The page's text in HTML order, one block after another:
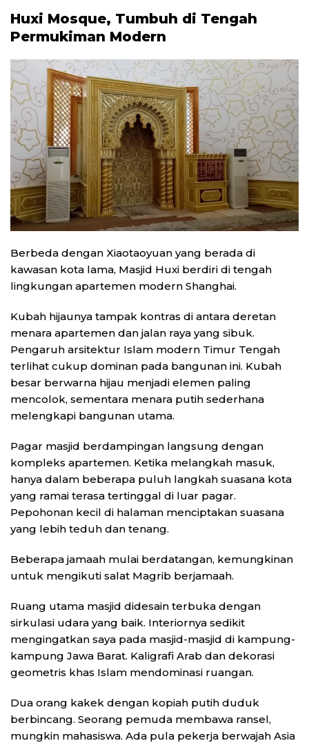
Huxi Mosque, Tumbuh di Tengah
Permukiman Modern
Berbeda dengan Xiaotaoyuan yang berada di
kawasan kota lama, Masjid Huxi berdiri di tengah
lingkungan apartemen modern Shanghai.
Kubah hijaunya tampak kontras di antara deretan
menara apartemen dan jalan raya yang sibuk.
Pengaruh arsitektur Islam modern Timur Tengah
terlihat cukup dominan pada bangunan ini. Kubah
besar berwarna hijau menjadi elemen paling
mencolok, sementara menara putih sederhana
melengkapi bangunan utama.
Pagar masjid berdampingan langsung dengan
kompleks apartemen. Ketika melangkah masuk,
hanya dalam beberapa puluh langkah suasana kota
yang ramai terasa tertinggal di luar pagar.
Pepohonan kecil di halaman menciptakan suasana
yang lebih teduh dan tenang.
Beberapa jamaah mulai berdatangan, kemungkinan
untuk mengikuti salat Magrib berjamaah.
Ruang utama masjid didesain terbuka dengan
sirkulasi udara yang baik. Interiornya sedikit
mengingatkan saya pada masjid-masjid di kampung-
kampung Jawa Barat. Kaligrafi Arab dan dekorasi
geometris khas Islam mendominasi ruangan.
Dua orang kakek dengan kopiah putih duduk
berbincang. Seorang pemuda membawa ransel,
mungkin mahasiswa. Ada pula pekerja berwajah Asia